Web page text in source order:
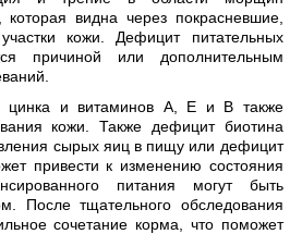
которая видна через покрасневшие,
кожи. Дефицит питательных
причиной или дополнительным
цинка и витаминов A, E и B также
кожи. Также дефицит биотина
сырых яиц в пищу или дефицит
привести к изменению состояния
питания могут быть
После тщательного обследования
сочетание корма, что поможет